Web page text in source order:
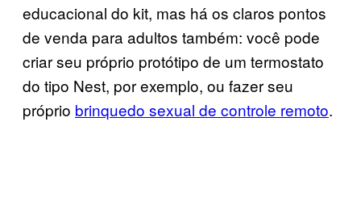
educacional do kit, mas há os claros pontos
de venda para adultos também: você pode
criar seu próprio protótipo de um termostato
do tipo Nest, por exemplo, ou fazer seu
próprio brinquedo sexual de controle remoto.